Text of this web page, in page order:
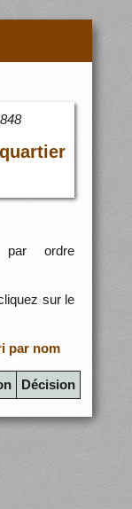
ordre
sur le
par nom
Décision